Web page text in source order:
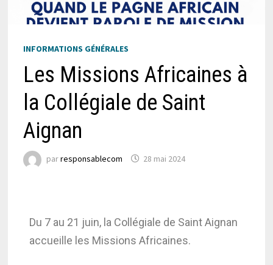
INFORMATIONS GÉNÉRALES
Les Missions Africaines à
la Collégiale de Saint
Aignan
parresponsablecom 28 mai 2024
Du 7 au 21 juin, la Collégiale de Saint Aignan
accueille les Missions Africaines.